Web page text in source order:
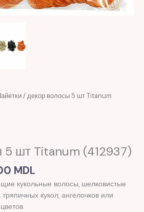
/ декор волосы 5 шт Titanum
5 шт Titanum (412937)
MDL
Текущая
кукольные волосы, шелковистые
кукол, ангелочков или